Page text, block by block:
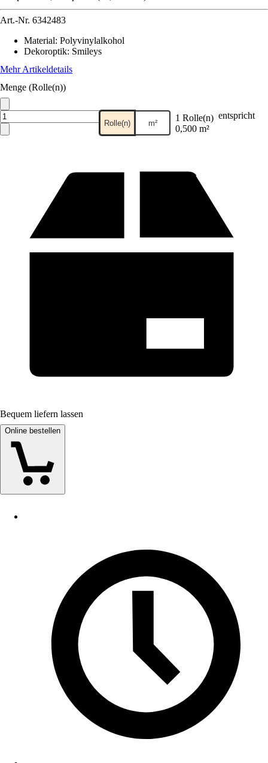
Art.-Nr. 6342483
Material: Polyvinylalkohol
Dekoroptik: Smileys
Mehr Artikeldetails
Menge (Rolle(n))
Rolle(n) m² 1 Rolle(n) entspricht
0,500 m²
Bequem liefern lassen
Online bestellen